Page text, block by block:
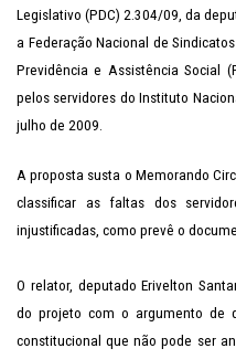
Legislativo (PDC) 2.304/09, da
a Federação Nacional de
Previdência e Assistência Social
pelos servidores do Instituto
julho de 2009.
A proposta susta o Memorando
classificar as faltas dos
injustificadas, como prevê o
O relator, deputado Erivelton
do projeto com o argumento de
constitucional que não pode ser